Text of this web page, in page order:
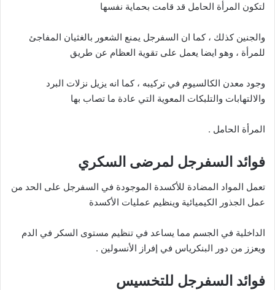
لتكون المرأة الحامل قد قامت بحماية نفسها
والجنين كذلك ، كما ان السفرجل يمنع الشعور بالغثيان المفاجئ
للمرأة ، وهو ايضا يعمل على تقوية العظام عن طريق
وجود معدن الكالسيوم في تركيبه ، كما انه يزيل نزلات البرد
والالتهابات والتلبكات المعوية التي عادة ما تصاب بها
المرأة الحامل .
فوائد السفرجل لمرضى السكري
تعمل المواد المضادة للأكسدة الموجودة في السفرجل على الحد من
عمل الجذور الكيميائية وينظيم عمليات الأكسدة
الداخلية في الجسم مما يساعد في تنظيم مستوى السكر في الدم
ويعزز من دور البنكرياس في إفراز الأنسولين .
فوائد السفرجل للتخسيس